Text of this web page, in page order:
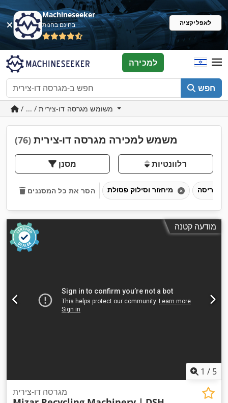
Machineseeker
בחינם בחנות לאפליקציה
חפש
למכירה
משמש למכירה מגרסה דו-צירית (76)
מסנן רלוונטיות
הסר את כל המסננים
מודעה קטנה
1 / 5
מגרסה דו-צירית